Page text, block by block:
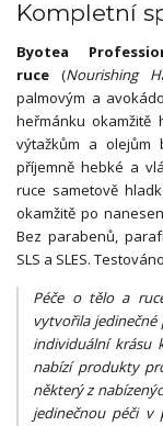
Kompletní
Byotea
ruce (Nourishing
palmovým a
heřmánku okamžitě
výtažkům a olejům
příjemně hebké a
ruce sametově
okamžitě po
Bez parabenů,
SLS a SLES.
Péče o tělo a
vytvořila
individuální krásu
nabízí produkty
některý z
jedinečnou péči v